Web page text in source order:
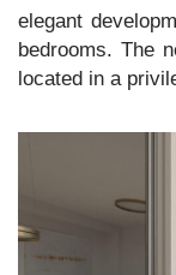
elegant
bedrooms. The
located in a